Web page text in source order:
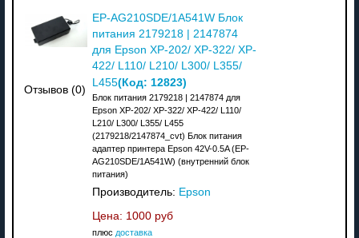
Отзывов (0)
EP-AG210SDE/1A541W Блок
питания 2179218 | 2147874
для Epson XP-202/ XP-322/ XP-
422/ L110/ L210/ L300/ L355/
L455(Код: 12823)
Блок питания 2179218 | 2147874 для
Epson XP-202/ XP-322/ XP-422/ L110/
L210/ L300/ L355/ L455
(2179218/2147874_cvt) Блок питания
адаптер принтера Epson 42V-0.5A (EP-
AG210SDE/1A541W) (внутренний блок
питания)
Производитель: Epson
Цена: 1000 руб
плюс доставка